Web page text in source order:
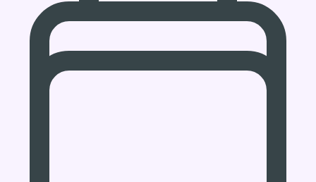
28/11/2019 à 14:00